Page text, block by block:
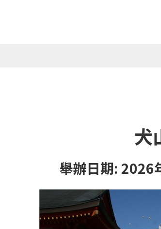
犬
舉辦日期: 2026